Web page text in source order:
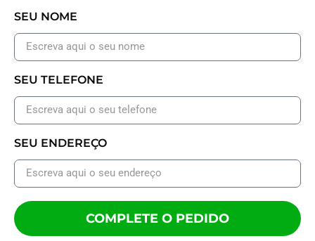
SEU NOME
SEU TELEFONE
SEU ENDEREÇO
COMPLETE O PEDIDO